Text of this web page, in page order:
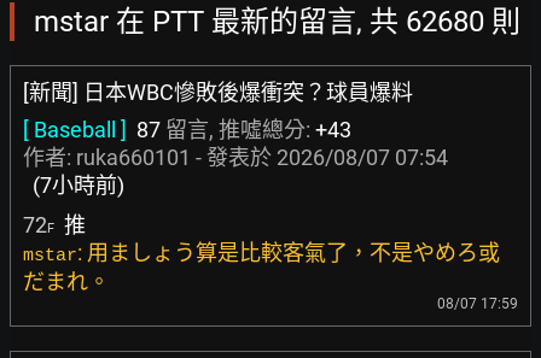
mstar 在 PTT 最新的留言, 共 62680 則
[新聞] 日本WBC慘敗後爆衝突？球員爆料
[ Baseball ] 87 留言, 推噓總分: +43
作者: ruka660101 - 發表於 2026/08/07 07:54
(7小時前)
72F 推
mstar: 用ましょう算是比較客氣了，不是やめろ或
だまれ。
08/07 17:59